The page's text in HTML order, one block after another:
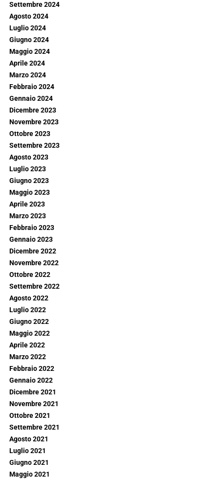
Settembre 2024
Agosto 2024
Luglio 2024
Giugno 2024
Maggio 2024
Aprile 2024
Marzo 2024
Febbraio 2024
Gennaio 2024
Dicembre 2023
Novembre 2023
Ottobre 2023
Settembre 2023
Agosto 2023
Luglio 2023
Giugno 2023
Maggio 2023
Aprile 2023
Marzo 2023
Febbraio 2023
Gennaio 2023
Dicembre 2022
Novembre 2022
Ottobre 2022
Settembre 2022
Agosto 2022
Luglio 2022
Giugno 2022
Maggio 2022
Aprile 2022
Marzo 2022
Febbraio 2022
Gennaio 2022
Dicembre 2021
Novembre 2021
Ottobre 2021
Settembre 2021
Agosto 2021
Luglio 2021
Giugno 2021
Maggio 2021